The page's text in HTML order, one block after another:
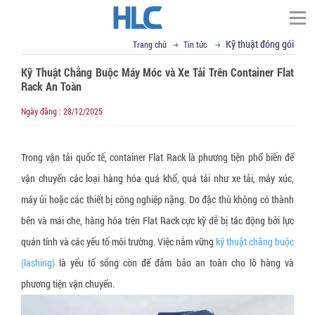
TÌM KIẾM
Trang chủ
Tầm nhìn sứ mệnh
Giá trị cốt lõi
R&D
Chứng chỉ
Profile
Phạm vi cung cấp
Cố định, nâng hạ hàng hóa
Dây cáp vải cẩu hàng
Dây tăng đơ chằng hàng
Dây đai vải chằng hàng
Giấy chống Gỉ VCI
Túi nylon chống gỉ CoroVCI®
Bột chống gỉ VCI (VCI Powder))
Vật liệu chống ẩm mốc
Gói hút ẩm bentonite clay
Gói hút ẩm Silica gel
Bao bì đóng gói
Túi nylon PE chuyên dụng
Thiết bị hỗ trợ đóng gói
Tin tức
Kỹ thuật đóng gói
Tin tức tổng hợp
Email : sales@hlcvn.com
Hotline : 0913207773
Language:
Trang chủ Tin tức Kỹ thuật đóng gói
Kỹ Thuật Chằng Buộc Máy Móc và Xe Tải Trên Container Flat
Rack An Toàn
Ngày đăng : 28/12/2025
Trong vận tải quốc tế, container Flat Rack là phương tiện phổ biến để
vận chuyển các loại hàng hóa quá khổ, quá tải như xe tải, máy xúc,
máy ủi hoặc các thiết bị công nghiệp nặng. Do đặc thù không có thành
bên và mái che, hàng hóa trên Flat Rack cực kỳ dễ bị tác động bởi lực
quán tính và các yếu tố môi trường. Việc nắm vững kỹ thuật chằng buộc
(lashing) là yếu tố sống còn để đảm bảo an toàn cho lô hàng và
phương tiện vận chuyển.